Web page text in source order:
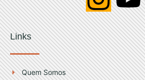
n
s
o
u
Links
Quem Somos